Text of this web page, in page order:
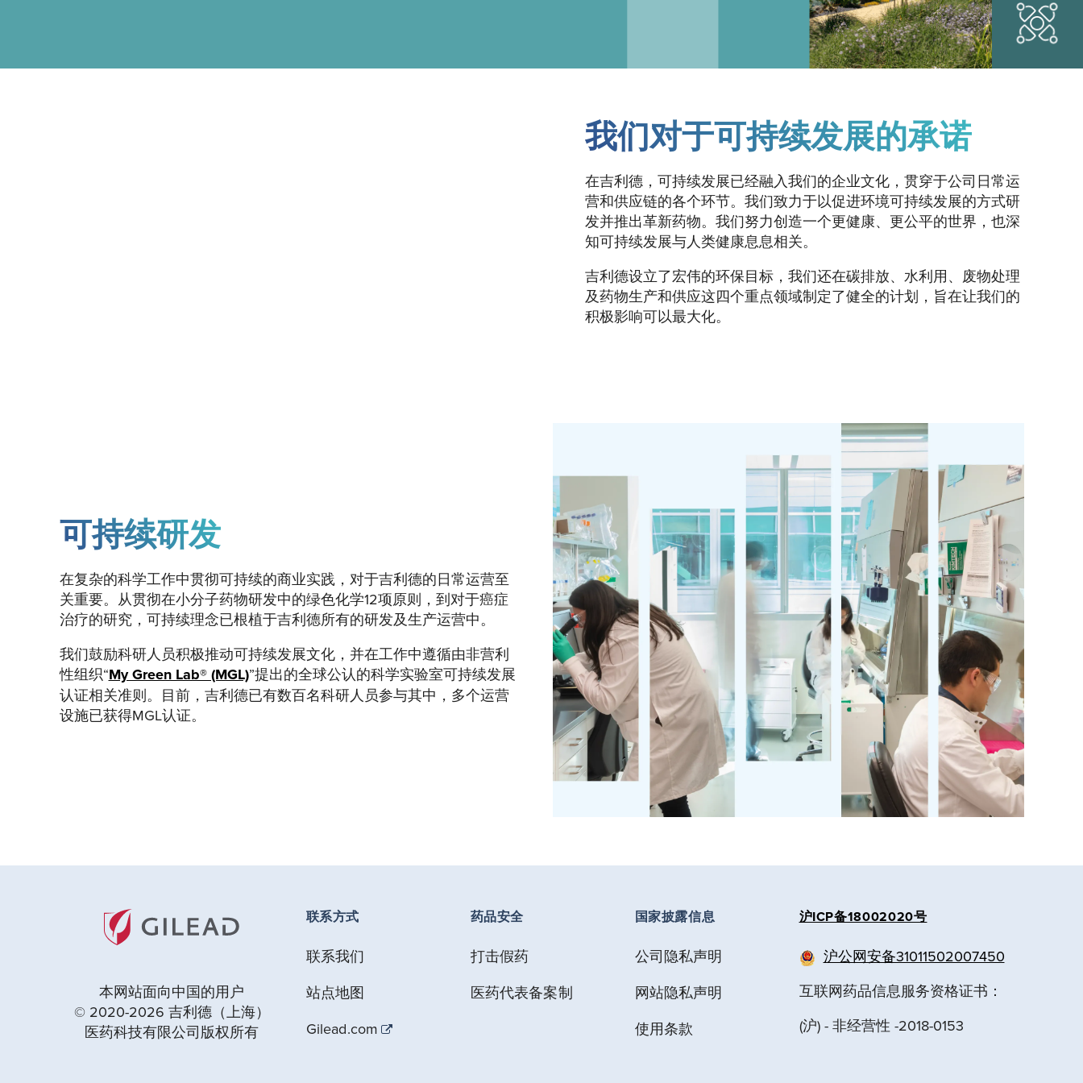
我们对于可持续发展的承诺
在吉利德，可持续发展已经融入我们的企业文化，贯穿于公司日常运
营和供应链的各个环节。我们致力于以促进环境可持续发展的方式研
发并推出革新药物。我们努力创造一个更健康、更公平的世界，也深
知可持续发展与人类健康息息相关。
吉利德设立了宏伟的环保目标，我们还在碳排放、水利用、废物处理
及药物生产和供应这四个重点领域制定了健全的计划，旨在让我们的
积极影响可以最大化。
可持续研发
在复杂的科学工作中贯彻可持续的商业实践，对于吉利德的日常运营至
关重要。从贯彻在小分子药物研发中的绿色化学12项原则，到对于癌症
治疗的研究，可持续理念已根植于吉利德所有的研发及生产运营中。
我们鼓励科研人员积极推动可持续发展文化，并在工作中遵循由非营利
性组织“My Green Lab® (MGL)”提出的全球公认的科学实验室可持续发展
认证相关准则。目前，吉利德已有数百名科研人员参与其中，多个运营
设施已获得MGL认证。
本网站面向中国的用户
© 2020-2026 吉利德（上海）
医药科技有限公司版权所有
联系方式
联系我们
站点地图
Gilead.com
药品安全
打击假药
医药代表备案制
国家披露信息
公司隐私声明
网站隐私声明
使用条款
沪ICP备18002020号
沪公网安备31011502007450
互联网药品信息服务资格证书：
(沪) - 非经营性 -2018-0153